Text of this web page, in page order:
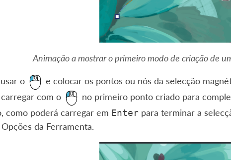
Animação a mostrar o primeiro modo de criação de
o
e colocar os pontos ou nós da selecção
com o
no primeiro ponto criado para
como poderá carregar em Enterpara terminar a
da Ferramenta.